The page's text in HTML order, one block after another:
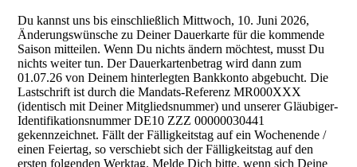
Du kannst uns bis einschließlich Mittwoch, 10. Juni 2026,
Änderungswünsche zu Deiner Dauerkarte für die kommende
Saison mitteilen. Wenn Du nichts ändern möchtest, musst Du
nichts weiter tun. Der Dauerkartenbetrag wird dann zum
01.07.26 von Deinem hinterlegten Bankkonto abgebucht. Die
Lastschrift ist durch die Mandats-Referenz MR000XXX
(identisch mit Deiner Mitgliedsnummer) und unserer Gläubiger-
Identifikationsnummer DE10 ZZZ 00000030441
gekennzeichnet. Fällt der Fälligkeitstag auf ein Wochenende /
einen Feiertag, so verschiebt sich der Fälligkeitstag auf den
ersten folgenden Werktag. Melde Dich bitte, wenn sich Deine